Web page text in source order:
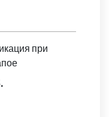
при